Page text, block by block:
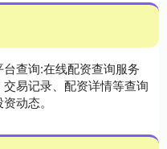
查询:在线配资查询服务
易记录、配资详情等查询
动态。